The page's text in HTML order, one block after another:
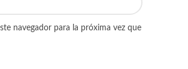
navegador para la próxima vez que